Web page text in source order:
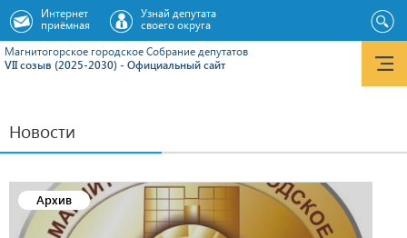
Магнитогорское городское Cобрание депутатов
VII созыв (2025-2030) - Официальный сайт
Интернет
приёмная
Узнай депутата
своего округа
Новости
Архив